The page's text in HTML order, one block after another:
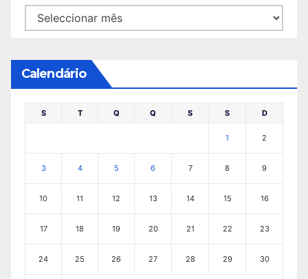
Arquivo
Calendário
S T Q Q S S D
1 2
3 4 5 6 7 8 9
10 11 12 13 14 15 16
17 18 19 20 21 22 23
24 25 26 27 28 29 30